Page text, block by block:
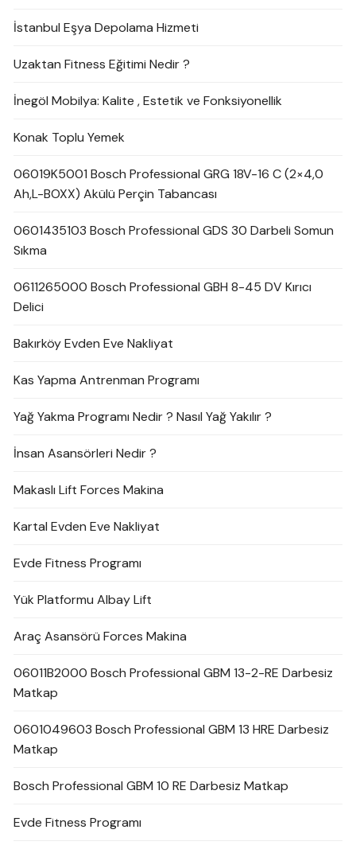
İstanbul Eşya Depolama Hizmeti
Uzaktan Fitness Eğitimi Nedir ?
İnegöl Mobilya: Kalite , Estetik ve Fonksiyonellik
Konak Toplu Yemek
06019K5001 Bosch Professional GRG 18V-16 C (2×4,0
Ah,L-BOXX) Akülü Perçin Tabancası
0601435103 Bosch Professional GDS 30 Darbeli Somun
Sıkma
0611265000 Bosch Professional GBH 8-45 DV Kırıcı
Delici
Bakırköy Evden Eve Nakliyat
Kas Yapma Antrenman Programı
Yağ Yakma Programı Nedir ? Nasıl Yağ Yakılır ?
İnsan Asansörleri Nedir ?
Makaslı Lift Forces Makina
Kartal Evden Eve Nakliyat
Evde Fitness Programı
Yük Platformu Albay Lift
Araç Asansörü Forces Makina
06011B2000 Bosch Professional GBM 13-2-RE Darbesiz
Matkap
0601049603 Bosch Professional GBM 13 HRE Darbesiz
Matkap
Bosch Professional GBM 10 RE Darbesiz Matkap
Evde Fitness Programı